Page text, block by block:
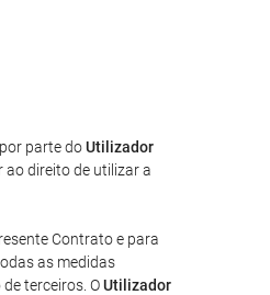
parte doUtilizador
ao direito de utilizar a
Contrato e para
as medidas
terceiros. OUtilizador